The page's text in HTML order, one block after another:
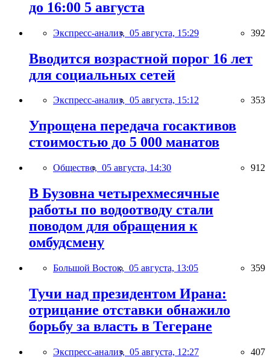
до 16:00 5 августа
Экспресс-анализ, 05 августа, 15:29 392
Вводится возрастной порог 16 лет
для социальных сетей
Экспресс-анализ, 05 августа, 15:12 353
Упрощена передача госактивов
стоимостью до 5 000 манатов
Общество, 05 августа, 14:30 912
В Бузовна четырехмесячные
работы по водоотводу стали
поводом для обращения к
омбудсмену
Большой Восток, 05 августа, 13:05 359
Тучи над президентом Ирана:
отрицание отставки обнажило
борьбу за власть в Тегеране
Экспресс-анализ, 05 августа, 12:27 407